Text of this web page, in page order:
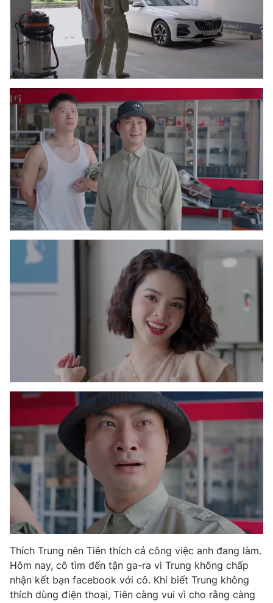
Chuyên mục khác
Emagazine Podcast
Photo Infographic
Video Shorts video
VTV Money VTV Thể thao
VTV Sức khoẻ Bất động sản
Thị trường 24h Tấm lòng Việt
VTV4 Vươn mình bằng AI
VTV8
English
Theo dõi báo trên
Cơ quan chủ quản:
Đài Truyền hình Việt Nam
Cơ quan báo chí:
Thời báo VTV
Giấy phép hoạt động báo in và báo điện tử số 483/GP-BTTTT
cấp ngày 29/12/2023
Tổng Biên tập:
Vũ Thanh Thủy
Phó Tổng Biên tập: Nguyễn Thị Mỹ Hạnh, Phạm Quốc Thắng,
Nguyễn Trọng Ninh
Tổng đài VTV:024.38 355 931 - 024.38 355 932
Thích Trung nên Tiên thích cả công việc anh đang làm.
Hôm nay, cô tìm đến tận ga-ra vì Trung không chấp
nhận kết bạn facebook với cô. Khi biết Trung không
thích dùng điện thoại, Tiên càng vui vì cho rằng càng